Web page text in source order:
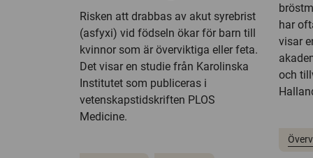
Risken att drabbas av akut syrebrist
(asfyxi) vid födseln ökar för barn till
kvinnor som är överviktiga eller feta.
Det visar en studie från Karolinska
Institutet som publiceras i
vetenskapstidskriften PLOS
Medicine.
har
visar
och